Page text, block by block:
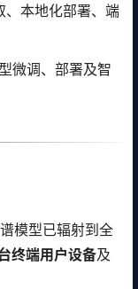
、本地化部署、端
微调、部署及智
模型已辐射到全
终端用户设备及